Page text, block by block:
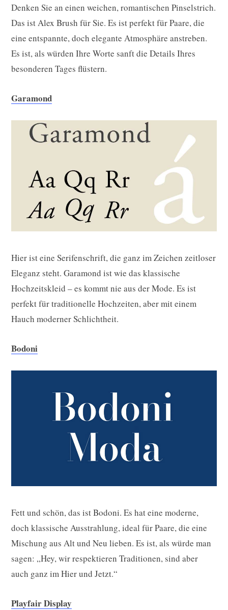
Denken Sie an einen weichen, romantischen Pinselstrich.
Das ist Alex Brush für Sie. Es ist perfekt für Paare, die
eine entspannte, doch elegante Atmosphäre anstreben.
Es ist, als würden Ihre Worte sanft die Details Ihres
besonderen Tages flüstern.
Garamond
Hier ist eine Serifenschrift, die ganz im Zeichen zeitloser
Eleganz steht. Garamond ist wie das klassische
Hochzeitskleid – es kommt nie aus der Mode. Es ist
perfekt für traditionelle Hochzeiten, aber mit einem
Hauch moderner Schlichtheit.
Bodoni
Fett und schön, das ist Bodoni. Es hat eine moderne,
doch klassische Ausstrahlung, ideal für Paare, die eine
Mischung aus Alt und Neu lieben. Es ist, als würde man
sagen: „Hey, wir respektieren Traditionen, sind aber
auch ganz im Hier und Jetzt.“
Playfair Display